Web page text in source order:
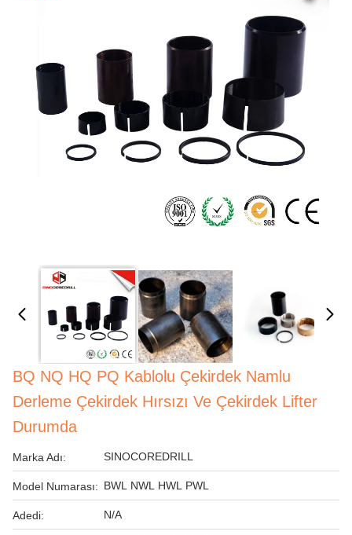
BQ NQ HQ PQ Kablolu Çekirdek Namlu
Derleme Çekirdek Hırsızı Ve Çekirdek Lifter
Durumda
Marka Adı: SINOCOREDRILL
Model Numarası: BWL NWL HWL PWL
Adedi: N/A